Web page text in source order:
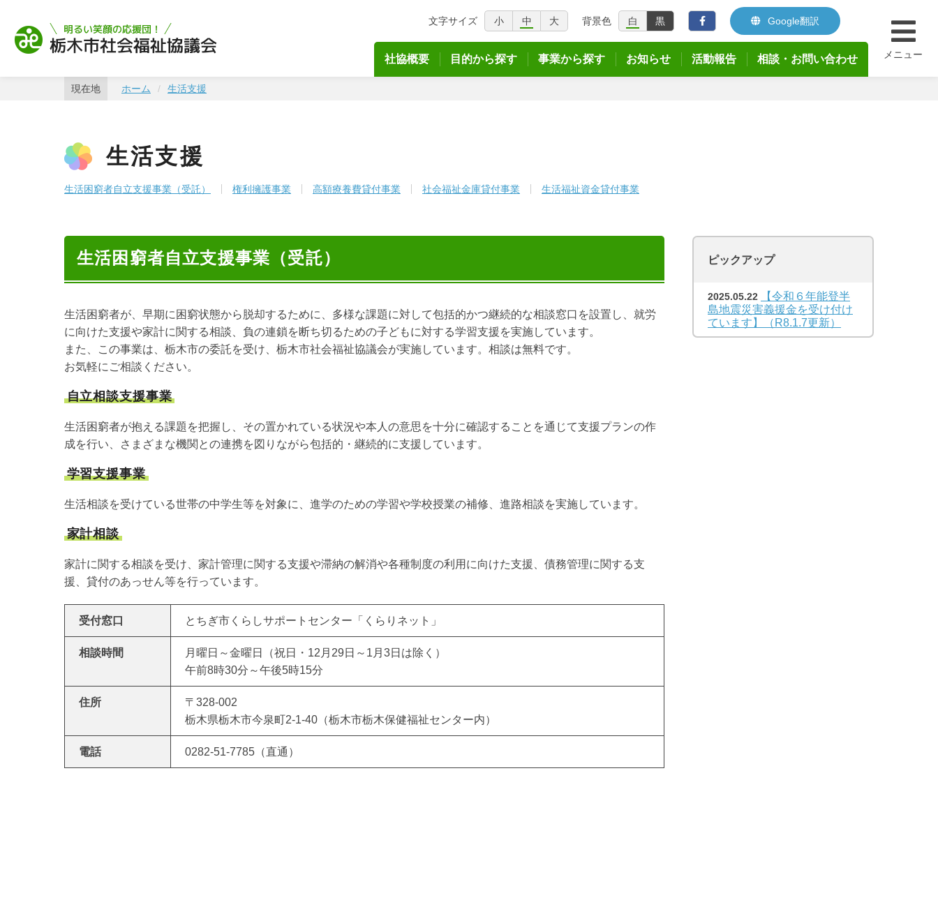
文字サイズ 小 中 大 背景色 白 黒 Google翻訳
社協概要 目的から探す 事業から探す お知らせ 活動報告 相談・お問い合わせ メニュー
現在地 ホーム 生活支援
生活支援
生活困窮者自立支援事業（受託） 権利擁護事業 高額療養費貸付事業 社会福祉金庫貸付事業 生活福祉資金貸付事業
生活困窮者自立支援事業（受託）
生活困窮者が、早期に困窮状態から脱却するために、多様な課題に対して包括的かつ継続的な相談窓口を設置し、就労
に向けた支援や家計に関する相談、負の連鎖を断ち切るための子どもに対する学習支援を実施しています。
また、この事業は、栃木市の委託を受け、栃木市社会福祉協議会が実施しています。相談は無料です。
お気軽にご相談ください。
自立相談支援事業
生活困窮者が抱える課題を把握し、その置かれている状況や本人の意思を十分に確認することを通じて支援プランの作
成を行い、さまざまな機関との連携を図りながら包括的・継続的に支援しています。
学習支援事業
生活相談を受けている世帯の中学生等を対象に、進学のための学習や学校授業の補修、進路相談を実施しています。
家計相談
家計に関する相談を受け、家計管理に関する支援や滞納の解消や各種制度の利用に向けた支援、債務管理に関する支
援、貸付のあっせん等を行っています。
受付窓口 とちぎ市くらしサポートセンター「くらりネット」
相談時間
月曜日～金曜日（祝日・12月29日～1月3日は除く）
午前8時30分～午後5時15分
住所
〒328-002
栃木県栃木市今泉町2-1-40（栃木市栃木保健福祉センター内）
電話 0282-51-7785（直通）
ピックアップ
2025.05.22
【令和６年能登半
島地震災害義援金を受け付け
ています】（R8.1.7更新）